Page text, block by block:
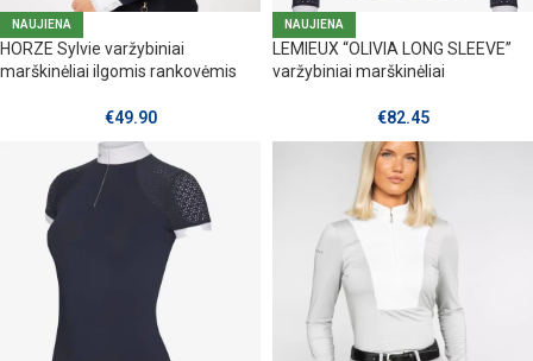
NAUJIENA
HORZE Sylvie varžybiniai
marškinėliai ilgomis rankovėmis
€49.90
NAUJIENA
LEMIEUX “OLIVIA LONG SLEEVE”
varžybiniai marškinėliai
€82.45